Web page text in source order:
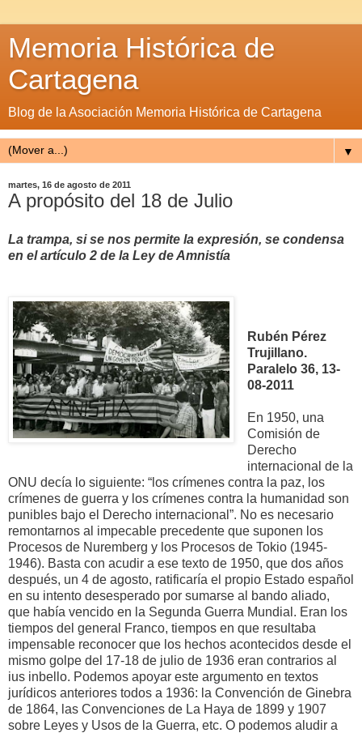
Memoria Histórica de
Cartagena
Blog de la Asociación Memoria Histórica de Cartagena
▼
martes, 16 de agosto de 2011
A propósito del 18 de Julio
La trampa, si se nos permite la expresión, se condensa
en el artículo 2 de la Ley de Amnistía
Rubén Pérez
Trujillano.
Paralelo 36, 13-
08-2011
En 1950, una
Comisión de
Derecho
internacional de la
ONU decía lo siguiente: “los crímenes contra la paz, los
crímenes de guerra y los crímenes contra la humanidad son
punibles bajo el Derecho internacional”. No es necesario
remontarnos al impecable precedente que suponen los
Procesos de Nuremberg y los Procesos de Tokio (1945-
1946). Basta con acudir a ese texto de 1950, que dos años
después, un 4 de agosto, ratificaría el propio Estado español
en su intento desesperado por sumarse al bando aliado,
que había vencido en la Segunda Guerra Mundial. Eran los
tiempos del general Franco, tiempos en que resultaba
impensable reconocer que los hechos acontecidos desde el
mismo golpe del 17-18 de julio de 1936 eran contrarios al
ius inbello. Podemos apoyar este argumento en textos
jurídicos anteriores todos a 1936: la Convención de Ginebra
de 1864, las Convenciones de La Haya de 1899 y 1907
sobre Leyes y Usos de la Guerra, etc. O podemos aludir a